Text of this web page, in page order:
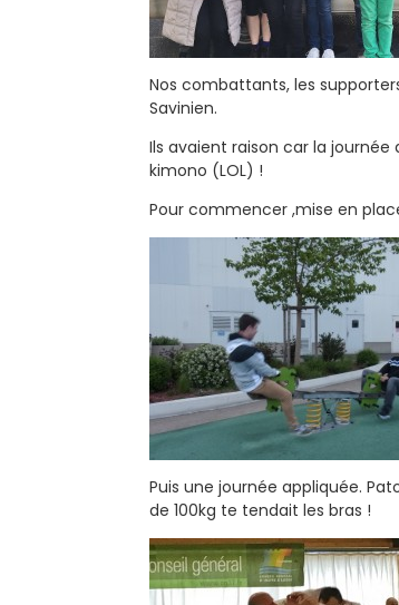
Nos combattants, les
Savinien.
Ils avaient raison car la
kimono (LOL) !
Pour commencer ,mise en
Puis une journée appliquée.
de 100kg te tendait les bras !